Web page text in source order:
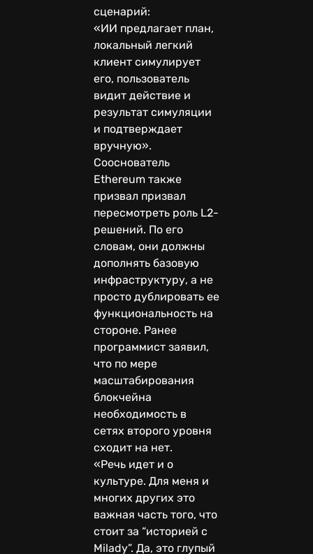
сценарий:
«ИИ предлагает план,
локальный легкий
клиент симулирует
его, пользователь
видит действие и
результат симуляции
и подтверждает
вручную».
Сооснователь
Ethereum также
призвал призвал
пересмотреть роль L2-
решений. По его
словам, они должны
дополнять базовую
инфраструктуру, а не
просто дублировать ее
функциональность на
стороне. Ранее
программист заявил,
что по мере
масштабирования
блокчейна
необходимость в
сетях второго уровня
сходит на нет.
«Речь идет и о
культуре. Для меня и
многих других это
важная часть того, что
стоит за “историей с
Milady”. Да, это глупый